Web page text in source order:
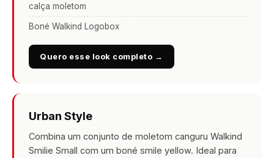
calça moletom
Boné Walkind Logobox
Quero esse look completo →
Urban Style
Combina um conjunto de moletom canguru Walkind
Smilie Small com um boné smile yellow. Ideal para